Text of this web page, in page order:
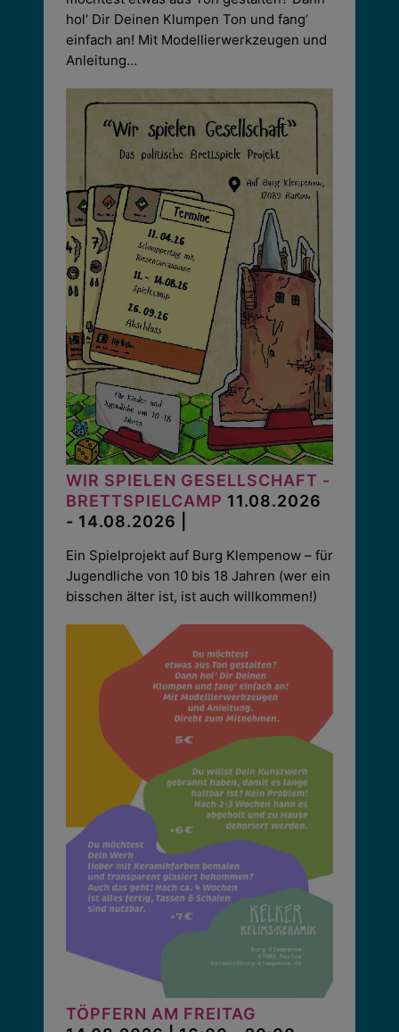
hol‘ Dir Deinen Klumpen Ton und fang‘
einfach an! Mit Modellierwerkzeugen und
Anleitung…
WIR SPIELEN GESELLSCHAFT -
BRETTSPIELCAMP 11.08.2026
- 14.08.2026 |
Ein Spielprojekt auf Burg Klempenow – für
Jugendliche von 10 bis 18 Jahren (wer ein
bisschen älter ist, ist auch willkommen!)
TÖPFERN AM FREITAG